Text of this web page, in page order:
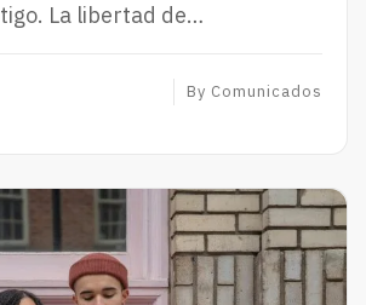
La libertad de…
By Comunicados